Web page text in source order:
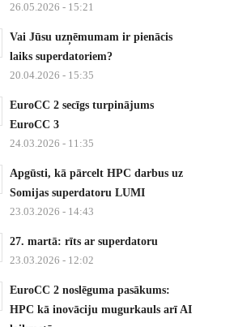
26.05.2026 - 15:21
Vai Jūsu uzņēmumam ir pienācis
laiks superdatoriem?
20.04.2026 - 15:35
EuroCC 2 secīgs turpinājums
EuroCC 3
24.03.2026 - 11:35
Apgūsti, kā pārcelt HPC darbus uz
Somijas superdatoru LUMI
23.03.2026 - 14:43
27. martā: rīts ar superdatoru
23.03.2026 - 12:02
EuroCC 2 noslēguma pasākums:
HPC kā inovāciju mugurkauls arī AI